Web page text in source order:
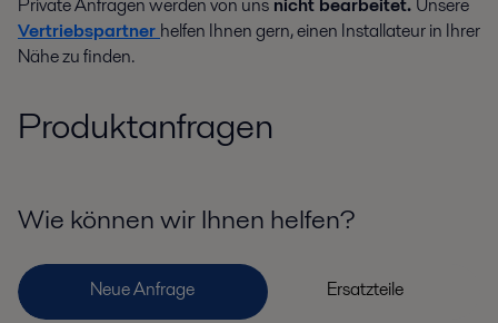
Vertriebspartner helfen Ihnen gern, einen Installateur in Ihrer
Nähe zu finden.
Produktanfragen
Wie können wir Ihnen helfen?